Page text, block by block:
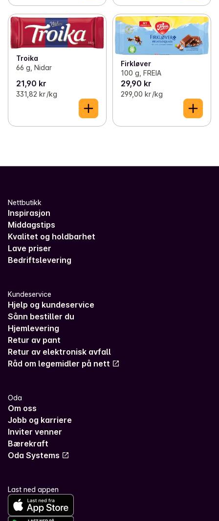
Troika
66 g, Nidar
21,90 kr
331,82 kr /kg
Firkløver
100 g, FREIA
29,90 kr
299,00 kr /kg
Nettbutikk
Inspirasjon
Middagstips
Kvalitet og holdbarhet
Lave priser
Bedriftslevering
Kundeservice
Hjelp og kundeservice
Sånn bestiller du
Hjemlevering
Retur av pant
Retur av elektronisk avfall
Råd om legemidler på nett
Oda
Om oss
Jobb og karriere
Inviter venner
Bærekraft
Oda Systems
Last ned appen